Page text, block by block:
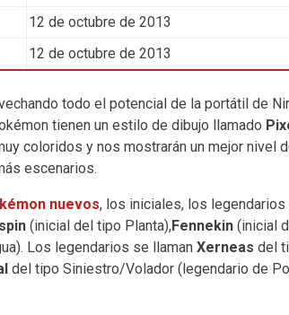
12 de octubre de 2013
12 de octubre de 2013
todo el potencial de la portátil de
tienen un estilo de dibujo llamado
coloridos y nos mostrarán un mejor nivel
escenarios.
nuevos, los iniciales, los legendarios
(inicial del tipo Planta),Fennekin(inicial
Los legendarios se llaman Xerneas del
del tipo Siniestro/Volador (legendario de